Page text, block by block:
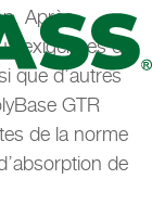
Après
exigences de
que d’autres
GTR
de la norme
de